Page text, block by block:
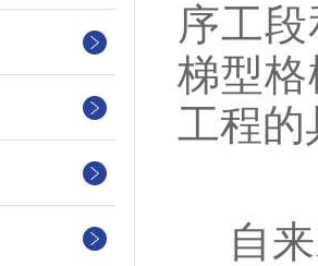
序工
梯型
工程的
自来